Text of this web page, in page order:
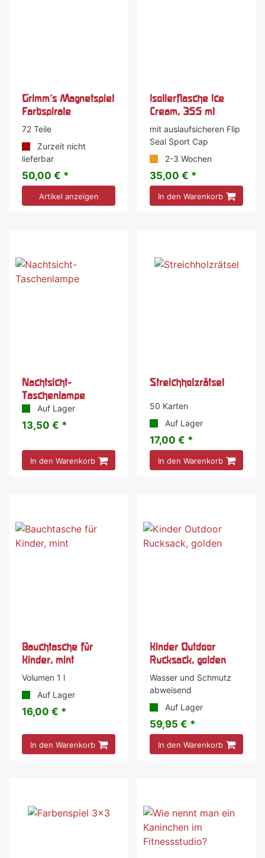
Grimm's Magnetspiel
Farbspirale
72 Teile
Zurzeit nicht
lieferbar
50,00 € *
Artikel anzeigen
Isolierflasche Ice
Cream, 355 ml
mit auslaufsicheren Flip
Seal Sport Cap
2-3 Wochen
35,00 € *
In den Warenkorb
Nachtsicht-
Taschenlampe
Auf Lager
13,50 € *
In den Warenkorb
Streichholzrätsel
50 Karten
Auf Lager
17,00 € *
In den Warenkorb
Bauchtasche für
Kinder, mint
Volumen 1 l
Auf Lager
16,00 € *
In den Warenkorb
Kinder Outdoor
Rucksack, golden
Wasser und Schmutz
abweisend
Auf Lager
59,95 € *
In den Warenkorb